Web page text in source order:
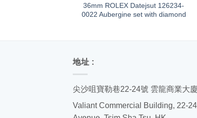
36mm ROLEX Datejsut 126234-
0022 Aubergine set with diamond
地址 :
尖沙咀寶勒巷22-24號 雲龍商業大廈
Valiant Commercial Building, 22-